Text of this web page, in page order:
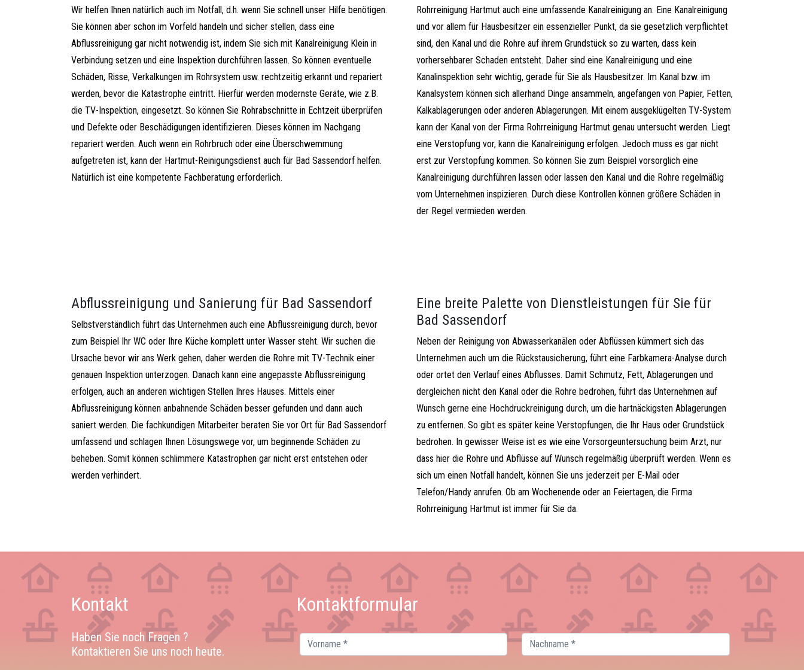
Wir helfen Ihnen natürlich auch im Notfall, d.h. wenn Sie schnell unser Hilfe benötigen.
Sie können aber schon im Vorfeld handeln und sicher stellen, dass eine
Abflussreinigung gar nicht notwendig ist, indem Sie sich mit Kanalreinigung Klein in
Verbindung setzen und eine Inspektion durchführen lassen. So können eventuelle
Schäden, Risse, Verkalkungen im Rohrsystem usw. rechtzeitig erkannt und repariert
werden, bevor die Katastrophe eintritt. Hierfür werden modernste Geräte, wie z.B.
die TV-Inspektion, eingesetzt. So können Sie Rohrabschnitte in Echtzeit überprüfen
und Defekte oder Beschädigungen identifizieren. Dieses können im Nachgang
repariert werden. Auch wenn ein Rohrbruch oder eine Überschwemmung
aufgetreten ist, kann der Hartmut-Reinigungsdienst auch für Bad Sassendorf helfen.
Natürlich ist eine kompetente Fachberatung erforderlich.
Rohrreinigung Hartmut auch eine umfassende Kanalreinigung an. Eine Kanalreinigung
und vor allem für Hausbesitzer ein essenzieller Punkt, da sie gesetzlich verpflichtet
sind, den Kanal und die Rohre auf ihrem Grundstück so zu warten, dass kein
vorhersehbarer Schaden entsteht. Daher sind eine Kanalreinigung und eine
Kanalinspektion sehr wichtig, gerade für Sie als Hausbesitzer. Im Kanal bzw. im
Kanalsystem können sich allerhand Dinge ansammeln, angefangen von Papier, Fetten,
Kalkablagerungen oder anderen Ablagerungen. Mit einem ausgeklügelten TV-System
kann der Kanal von der Firma Rohrreinigung Hartmut genau untersucht werden. Liegt
eine Verstopfung vor, kann die Kanalreinigung erfolgen. Jedoch muss es gar nicht
erst zur Verstopfung kommen. So können Sie zum Beispiel vorsorglich eine
Kanalreinigung durchführen lassen oder lassen den Kanal und die Rohre regelmäßig
vom Unternehmen inspizieren. Durch diese Kontrollen können größere Schäden in
der Regel vermieden werden.
Abflussreinigung und Sanierung für Bad Sassendorf
Selbstverständlich führt das Unternehmen auch eine Abflussreinigung durch, bevor
zum Beispiel Ihr WC oder Ihre Küche komplett unter Wasser steht. Wir suchen die
Ursache bevor wir ans Werk gehen, daher werden die Rohre mit TV-Technik einer
genauen Inspektion unterzogen. Danach kann eine angepasste Abflussreinigung
erfolgen, auch an anderen wichtigen Stellen Ihres Hauses. Mittels einer
Abflussreinigung können anbahnende Schäden besser gefunden und dann auch
saniert werden. Die fachkundigen Mitarbeiter beraten Sie vor Ort für Bad Sassendorf
umfassend und schlagen Ihnen Lösungswege vor, um beginnende Schäden zu
beheben. Somit können schlimmere Katastrophen gar nicht erst entstehen oder
werden verhindert.
Eine breite Palette von Dienstleistungen für Sie für
Bad Sassendorf
Neben der Reinigung von Abwasserkanälen oder Abflüssen kümmert sich das
Unternehmen auch um die Rückstausicherung, führt eine Farbkamera-Analyse durch
oder ortet den Verlauf eines Abflusses. Damit Schmutz, Fett, Ablagerungen und
dergleichen nicht den Kanal oder die Rohre bedrohen, führt das Unternehmen auf
Wunsch gerne eine Hochdruckreinigung durch, um die hartnäckigsten Ablagerungen
zu entfernen. So gibt es später keine Verstopfungen, die Ihr Haus oder Grundstück
bedrohen. In gewisser Weise ist es wie eine Vorsorgeuntersuchung beim Arzt, nur
dass hier die Rohre und Abflüsse auf Wunsch regelmäßig überprüft werden. Wenn es
sich um einen Notfall handelt, können Sie uns jederzeit per E-Mail oder
Telefon/Handy anrufen. Ob am Wochenende oder an Feiertagen, die Firma
Rohrreinigung Hartmut ist immer für Sie da.
Kontakt
Haben Sie noch Fragen ?
Kontaktieren Sie uns noch heute.
Kontaktformular